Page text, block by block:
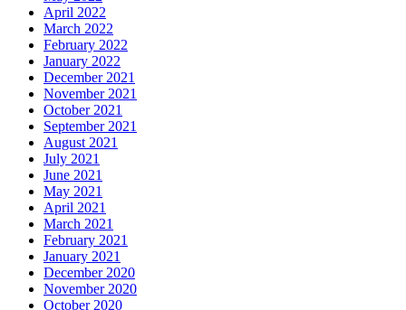
April 2022
March 2022
February 2022
January 2022
December 2021
November 2021
October 2021
September 2021
August 2021
July 2021
June 2021
May 2021
April 2021
March 2021
February 2021
January 2021
December 2020
November 2020
October 2020